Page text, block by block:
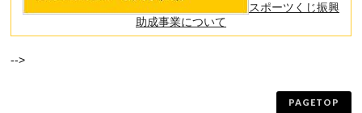
スポーツくじ振興
助成事業について
-->
PAGETOP